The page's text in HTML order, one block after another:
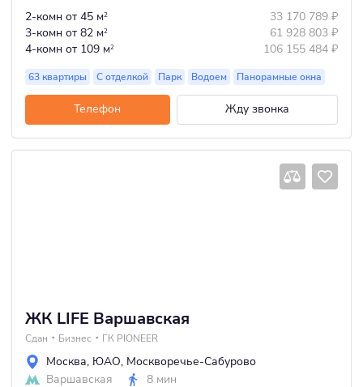
2-комн от 45 м2 33 170 789 ₽
3-комн от 82 м2 61 928 803 ₽
4-комн от 109 м2 106 155 484 ₽
63 квартиры С отделкой Парк Водоем Панорамные окна
Телефон Жду звонка
ЖК LIFE Варшавская
Сдан Бизнес ГК PIONEER
Москва, ЮАО, Москворечье-Сабурово
Варшавская
8 мин